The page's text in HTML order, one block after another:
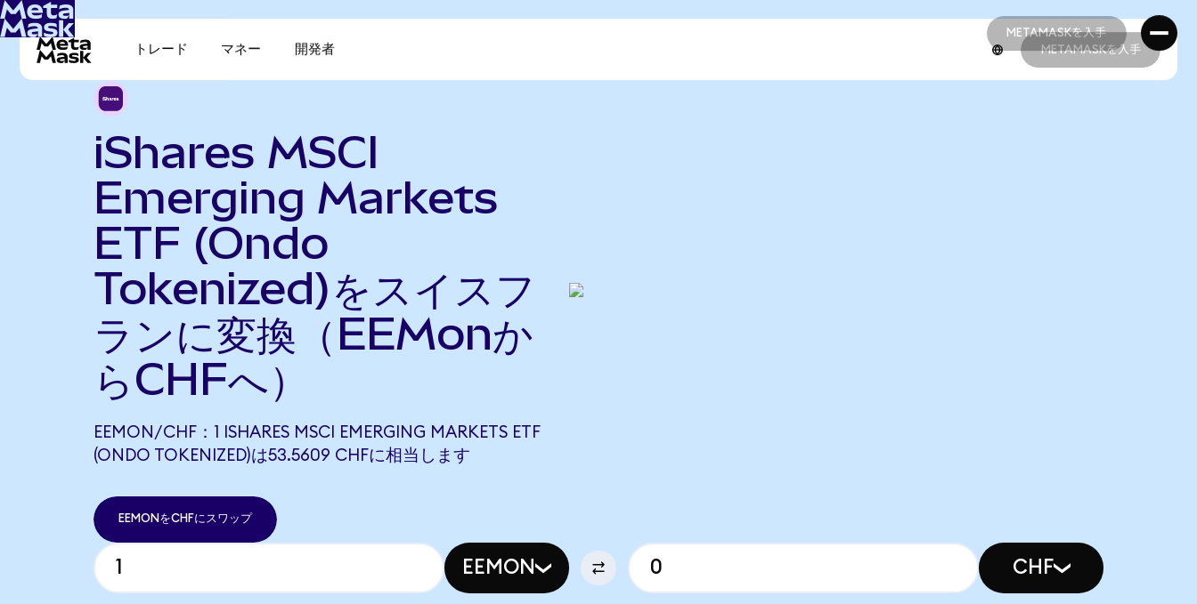
METAMASKを入手
METAMASKを入手
トレード マネー 開発者 METAMASKを入手
iShares MSCI
Emerging Markets
ETF (Ondo
Tokenized)をスイスフ
ランに変換（EEMonか
らCHFへ）
EEMON/CHF：1 ISHARES MSCI EMERGING MARKETS ETF
(ONDO TOKENIZED)は53.5609 CHFに相当します
EEMONをCHFにスワップ
EEMON CHF